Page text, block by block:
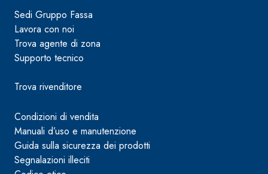
Sedi Gruppo Fassa
Lavora con noi
Trova agente di zona
Supporto tecnico
Trova rivenditore
Condizioni di vendita
Manuali d’uso e manutenzione
Guida sulla sicurezza dei prodotti
Segnalazioni illeciti